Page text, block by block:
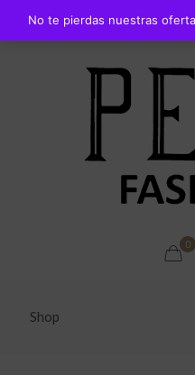
0
Shop
No te pierdas nuestras